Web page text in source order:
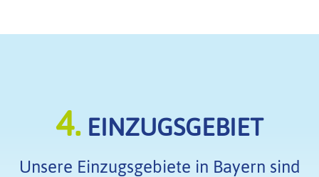
4. EINZUGSGEBIET
Unsere Einzugsgebiete in Bayern sind